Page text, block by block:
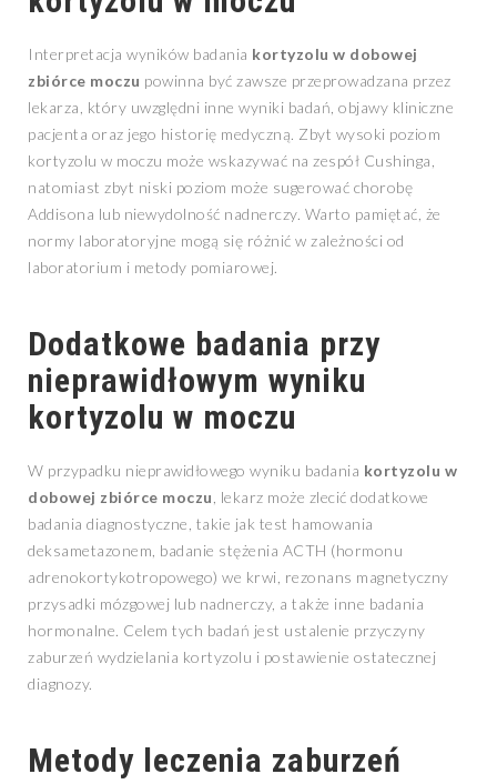
Interpretacja wyników badania kortyzolu w dobowej
zbiórce moczu powinna być zawsze przeprowadzana przez
lekarza, który uwzględni inne wyniki badań, objawy kliniczne
pacjenta oraz jego historię medyczną. Zbyt wysoki poziom
kortyzolu w moczu może wskazywać na zespół Cushinga,
natomiast zbyt niski poziom może sugerować chorobę
Addisona lub niewydolność nadnerczy. Warto pamiętać, że
normy laboratoryjne mogą się różnić w zależności od
laboratorium i metody pomiarowej.
Dodatkowe badania przy
nieprawidłowym wyniku
kortyzolu w moczu
W przypadku nieprawidłowego wyniku badania kortyzolu w
dobowej zbiórce moczu , lekarz może zlecić dodatkowe
badania diagnostyczne, takie jak test hamowania
deksametazonem, badanie stężenia ACTH (hormonu
adrenokortykotropowego) we krwi, rezonans magnetyczny
przysadki mózgowej lub nadnerczy, a także inne badania
hormonalne. Celem tych badań jest ustalenie przyczyny
zaburzeń wydzielania kortyzolu i postawienie ostatecznej
diagnozy.
Metody leczenia zaburzeń